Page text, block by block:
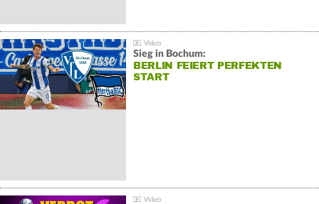
Sieg in Bochum:
BERLIN FEIERT PERFEKTEN
START